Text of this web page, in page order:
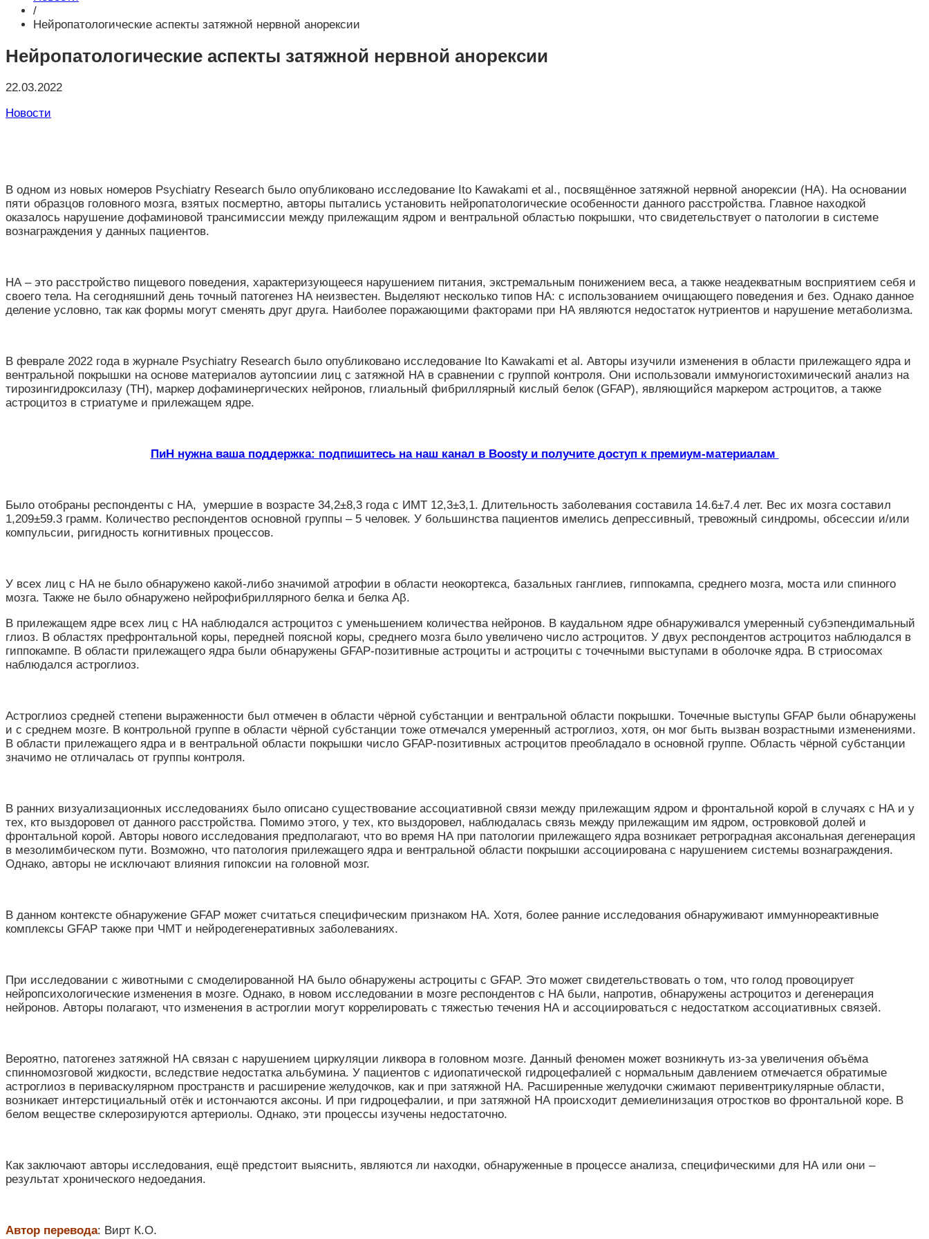
/
Нейропатологические аспекты затяжной нервной анорексии
Нейропатологические аспекты затяжной нервной анорексии
22.03.2022
Новости
В одном из новых номеров Psychiatry Research было опубликовано исследование Ito Kawakami et al., посвящённое затяжной нервной анорексии (НА). На основании
пяти образцов головного мозга, взятых посмертно, авторы пытались установить нейропатологические особенности данного расстройства. Главное находкой
оказалось нарушение дофаминовой трансимиссии между прилежащим ядром и вентральной областью покрышки, что свидетельствует о патологии в системе
вознаграждения у данных пациентов.
НА – это расстройство пищевого поведения, характеризующееся нарушением питания, экстремальным понижением веса, а также неадекватным восприятием себя и
своего тела. На сегодняшний день точный патогенез НА неизвестен. Выделяют несколько типов НА: с использованием очищающего поведения и без. Однако данное
деление условно, так как формы могут сменять друг друга. Наиболее поражающими факторами при НА являются недостаток нутриентов и нарушение метаболизма.
В феврале 2022 года в журнале Psychiatry Research было опубликовано исследование Ito Kawakami et al. Авторы изучили изменения в области прилежащего ядра и
вентральной покрышки на основе материалов аутопсиии лиц с затяжной НА в сравнении с группой контроля. Они использовали иммуногистохимический анализ на
тирозингидроксилазу (ТН), маркер дофаминергических нейронов, глиальный фибриллярный кислый белок (GFAP), являющийся маркером астроцитов, а также
астроцитоз в стриатуме и прилежащем ядре.
ПиН нужна ваша поддержка: подпишитесь на наш канал в Boosty и получите доступ к премиум-материалам
Было отобраны респонденты с НА, умершие в возрасте 34,2±8,3 года с ИМТ 12,3±3,1. Длительность заболевания составила 14.6±7.4 лет. Вес их мозга составил
1,209±59.3 грамм. Количество респондентов основной группы – 5 человек. У большинства пациентов имелись депрессивный, тревожный синдромы, обсессии и/или
компульсии, ригидность когнитивных процессов.
У всех лиц с НА не было обнаружено какой-либо значимой атрофии в области неокортекса, базальных ганглиев, гиппокампа, среднего мозга, моста или спинного
мозга. Также не было обнаружено нейрофибриллярного белка и белка Aβ.
В прилежащем ядре всех лиц с НА наблюдался астроцитоз с уменьшением количества нейронов. В каудальном ядре обнаруживался умеренный субэпендимальный
глиоз. В областях префронтальной коры, передней поясной коры, среднего мозга было увеличено число астроцитов. У двух респондентов астроцитоз наблюдался в
гиппокампе. В области прилежащего ядра были обнаружены GFAP-позитивные астроциты и астроциты с точечными выступами в оболочке ядра. В стриосомах
наблюдался астроглиоз.
Астроглиоз средней степени выраженности был отмечен в области чёрной субстанции и вентральной области покрышки. Точечные выступы GFAP были обнаружены
и с среднем мозге. В контрольной группе в области чёрной субстанции тоже отмечался умеренный астроглиоз, хотя, он мог быть вызван возрастными изменениями.
В области прилежащего ядра и в вентральной области покрышки число GFAP-позитивных астроцитов преобладало в основной группе. Область чёрной субстанции
значимо не отличалась от группы контроля.
В ранних визуализационных исследованиях было описано существование ассоциативной связи между прилежащим ядром и фронтальной корой в случаях с НА и у
тех, кто выздоровел от данного расстройства. Помимо этого, у тех, кто выздоровел, наблюдалась связь между прилежащим им ядром, островковой долей и
фронтальной корой. Авторы нового исследования предполагают, что во время НА при патологии прилежащего ядра возникает ретроградная аксональная дегенерация
в мезолимбическом пути. Возможно, что патология прилежащего ядра и вентральной области покрышки ассоциирована с нарушением системы вознаграждения.
Однако, авторы не исключают влияния гипоксии на головной мозг.
В данном контексте обнаружение GFAP может считаться специфическим признаком НА. Хотя, более ранние исследования обнаруживают иммуннореактивные
комплексы GFAP также при ЧМТ и нейродегенеративных заболеваниях.
При исследовании с животными с смоделированной НА было обнаружены астроциты с GFAP. Это может свидетельствовать о том, что голод провоцирует
нейропсихологические изменения в мозге. Однако, в новом исследовании в мозге респондентов с НА были, напротив, обнаружены астроцитоз и дегенерация
нейронов. Авторы полагают, что изменения в астроглии могут коррелировать с тяжестью течения НА и ассоциироваться с недостатком ассоциативных связей.
Вероятно, патогенез затяжной НА связан с нарушением циркуляции ликвора в головном мозге. Данный феномен может возникнуть из-за увеличения объёма
спинномозговой жидкости, вследствие недостатка альбумина. У пациентов с идиопатической гидроцефалией с нормальным давлением отмечается обратимые
астроглиоз в периваскулярном пространств и расширение желудочков, как и при затяжной НА. Расширенные желудочки сжимают перивентрикулярные области,
возникает интерстициальный отёк и истончаются аксоны. И при гидроцефалии, и при затяжной НА происходит демиелинизация отростков во фронтальной коре. В
белом веществе склерозируются артериолы. Однако, эти процессы изучены недостаточно.
Как заключают авторы исследования, ещё предстоит выяснить, являются ли находки, обнаруженные в процессе анализа, специфическими для НА или они –
результат хронического недоедания.
Автор перевода: Вирт К.О.